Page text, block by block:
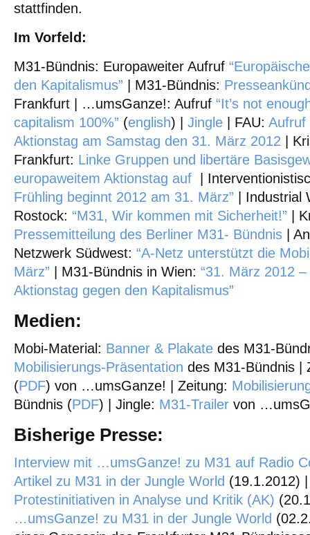
stattfinden.
Im Vorfeld:
M31-Bündnis: Europaweiter Aufruf
den Kapitalismus” | M31-Bündnis:
Frankfurt | …umsGanze!: Aufruf “It’s not
capitalism 100%” (english) | Jingle | FAU: Aufruf
Aktionstag am Samstag den 31. März 2012 |
Frankfurt: Linke Gruppen und libertäre
europaweitem Aktionstag auf |
Frühling beginnt 2012 am 31. März” | Industrial
Rostock: “M31, Wir kommen mit Sicherheit!” |
Pressemitteilung des Berliner M31- Bündnis |
Netzwerk Südwest: “A-Netz unterstützt die
März” | M31-Bündnis in Wien: “31. März 2012
Aktionstag gegen den Kapitalismus”
Medien:
Mobi-Material: Banner & Plakate des M31-
Mobilisierungs-Präsentation des M31-Bündnis |
(PDF) von …umsGanze! | Zeitung:
Bündnis (PDF) | Jingle: M31-Trailer von
Bisherige Presse:
Interview mit …umsGanze! zu M31 auf Radio
Artikel zu M31 in der Jungle World (19.1.2012)
Protestinitiativen in Analyse und Kritik (AK)
…umsGanze! zu M31 in der Jungle World